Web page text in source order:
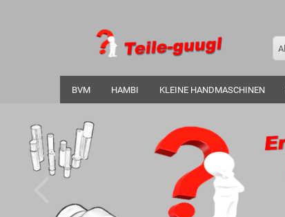
BVM HAMBI KLEINE HANDMASCHINEN